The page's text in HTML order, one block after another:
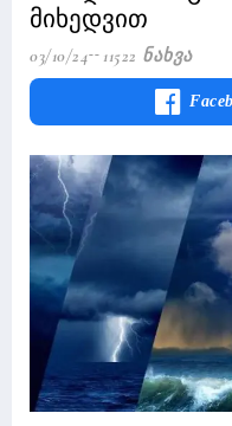
მიხედვით
03/10/24 11522 Ნახვა